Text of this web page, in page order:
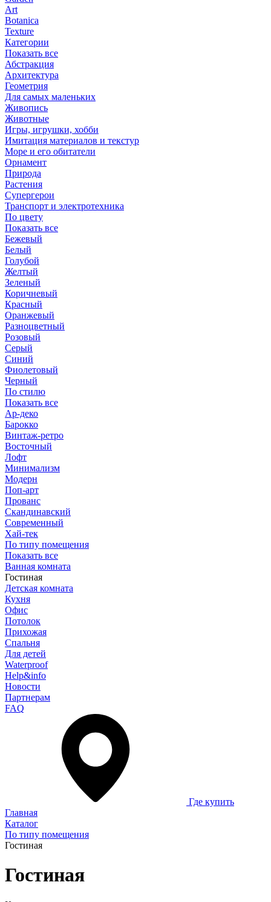
Art
Botanica
Texture
Категории
Показать все
Абстракция
Архитектура
Геометрия
Для самых маленьких
Живопись
Животные
Игры, игрушки, хобби
Имитация материалов и текстур
Море и его обитатели
Орнамент
Природа
Растения
Супергерои
Транспорт и электротехника
По цвету
Показать все
Бежевый
Белый
Голубой
Желтый
Зеленый
Коричневый
Красный
Оранжевый
Разноцветный
Розовый
Серый
Синий
Фиолетовый
Черный
По стилю
Показать все
Ар-деко
Барокко
Винтаж-ретро
Восточный
Лофт
Минимализм
Модерн
Поп-арт
Прованс
Скандинавский
Современный
Хай-тек
По типу помещения
Показать все
Ванная комната
Гостиная
Детская комната
Кухня
Офис
Потолок
Прихожая
Спальня
Для детей
Waterproof
Help&info
Новости
Партнерам
FAQ
Где купить
Главная
Каталог
По типу помещения
Гостиная
Гостиная